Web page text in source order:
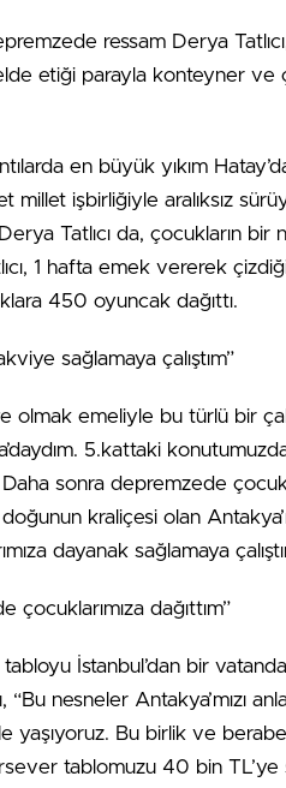
ressam Derya
etiği parayla konteyner ve
en büyük yıkım
millet işbirliğiyle aralıksız
Tatlıcı da, çocukların
1 hafta emek vererek
450 oyuncak dağıttı.
sağlamaya çalıştım”
emeliyle bu türlü bir
5.kattaki
Daha sonra depremzede
kraliçesi olan
dayanak sağlamaya
dağıttım”
İstanbul’dan bir
“Bu nesneler Antakya’mızı
yaşıyoruz. Bu birlik ve
tablomuzu 40 bin TL’ye